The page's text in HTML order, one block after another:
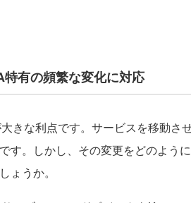
有の頻繁な変化に対応
きな利点です。サービスを移動させ
す。しかし、その変更をどのよう
ょうか。